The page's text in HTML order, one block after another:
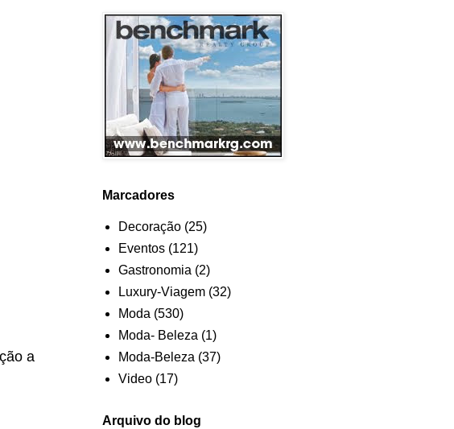
a
Marcadores
Decoração (25)
Eventos (121)
Gastronomia (2)
Luxury-Viagem (32)
Moda (530)
Moda- Beleza (1)
Moda-Beleza (37)
Video (17)
Arquivo do blog